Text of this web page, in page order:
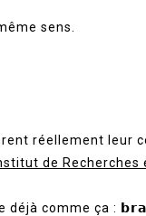
sens.
réellement leur
de
comme ça :